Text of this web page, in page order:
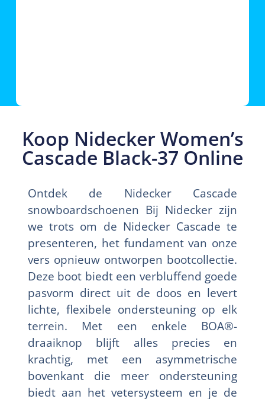
Koop Nidecker Women’s
Cascade Black-37 Online
Ontdek de Nidecker Cascade
snowboardschoenen Bij Nidecker zijn
we trots om de Nidecker Cascade te
presenteren, het fundament van onze
vers opnieuw ontworpen bootcollectie.
Deze boot biedt een verbluffend goede
pasvorm direct uit de doos en levert
lichte, flexibele ondersteuning op elk
terrein. Met een enkele BOA®-
draaiknop blijft alles precies en
krachtig, met een asymmetrische
bovenkant die meer ondersteuning
biedt aan het vetersysteem en je de